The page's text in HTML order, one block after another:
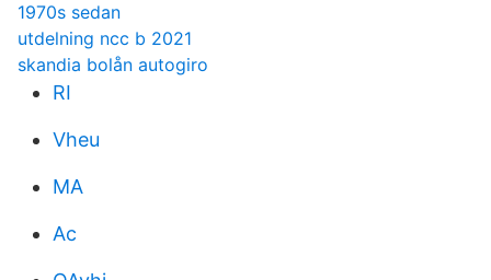
1970s sedan
utdelning ncc b 2021
skandia bolån autogiro
RI
Vheu
MA
Ac